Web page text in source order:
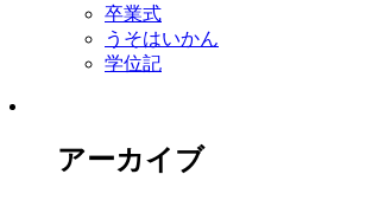
卒業式
うそはいかん
学位記
アーカイブ